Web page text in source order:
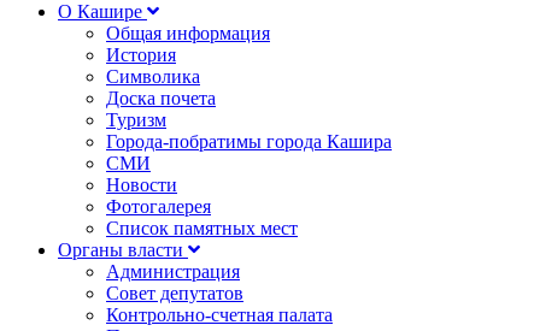
О Кашире
Общая информация
История
Символика
Доска почета
Туризм
Города-побратимы города Кашира
СМИ
Новости
Фотогалерея
Список памятных мест
Органы власти
Администрация
Совет депутатов
Контрольно-счетная палата